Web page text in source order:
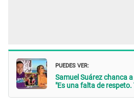
PUEDES VER:
Samuel Suárez chanca
"Es una falta de respeto.